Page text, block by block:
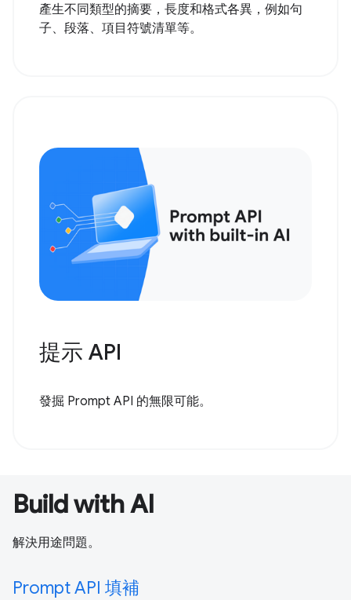
產生不同類型的摘要，長度和格式各異，例如句
子、段落、項目符號清單等。
提示 API
發掘 Prompt API 的無限可能。
Build with AI
解決用途問題。
Prompt API 填補